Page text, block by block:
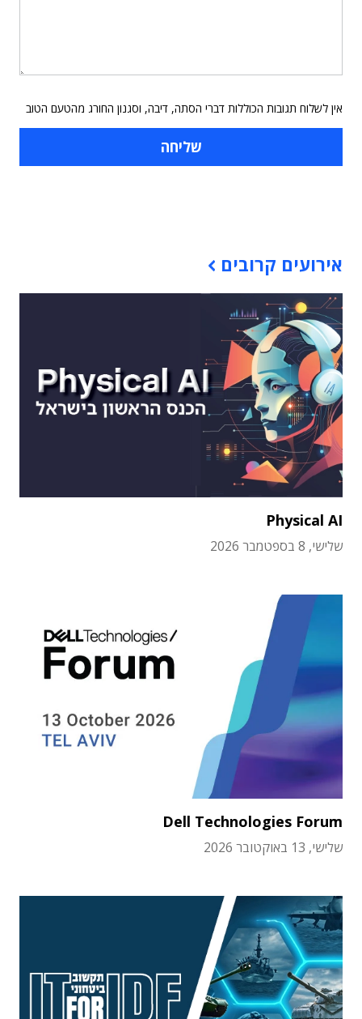
אין לשלוח תגובות הכוללות דברי הסתה, דיבה, וסגנון החורג מהטעם הטוב
אירועים קרובים
Physical AI
שלישי, 8 בספטמבר 2026
Dell Technologies Forum
שלישי, 13 באוקטובר 2026